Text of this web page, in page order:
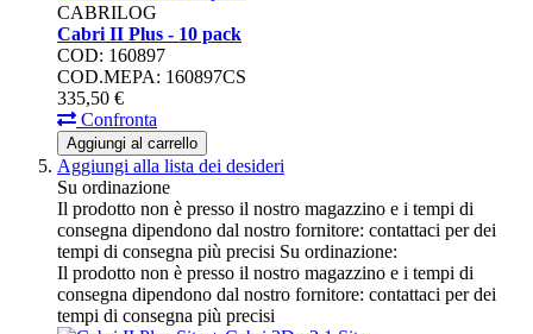
CABRILOG
Cabri II Plus - 10 pack
COD: 160897
COD.MEPA: 160897CS
335,50 €
Confronta
Aggiungi al carrello
Aggiungi alla lista dei desideri
Su ordinazione
Il prodotto non è presso il nostro magazzino e i tempi di
consegna dipendono dal nostro fornitore: contattaci per dei
tempi di consegna più precisi Su ordinazione:
Il prodotto non è presso il nostro magazzino e i tempi di
consegna dipendono dal nostro fornitore: contattaci per dei
tempi di consegna più precisi